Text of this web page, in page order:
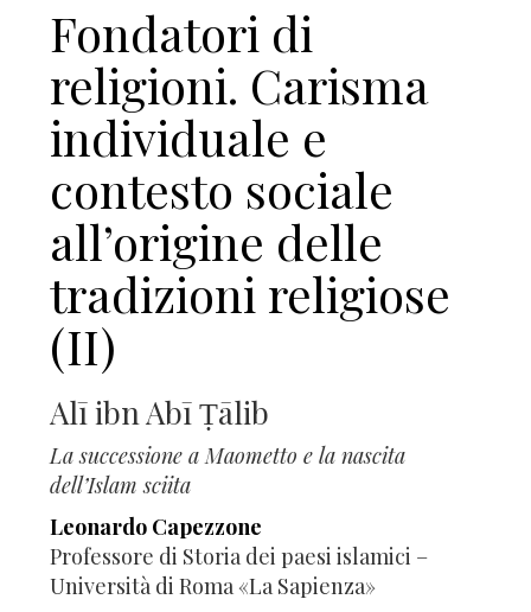
Fondatori di
religioni. Carisma
individuale e
contesto sociale
all’origine delle
tradizioni religiose
(II)
Alī ibn Abī Ṭālib
La successione a Maometto e la nascita
dell’Islam sciita
Leonardo Capezzone
Professore di Storia dei paesi islamici –
Università di Roma «La Sapienza»